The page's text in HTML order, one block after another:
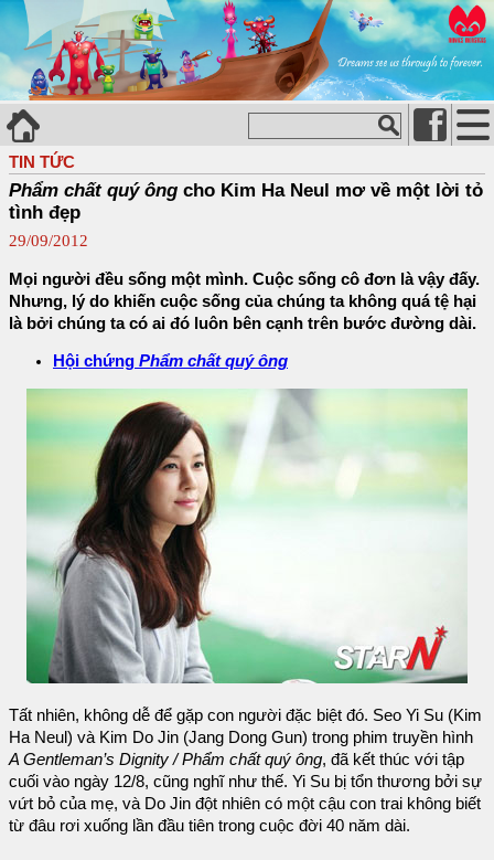
TIN TỨC
Phẩm chất quý ông cho Kim Ha Neul mơ về một lời tỏ
tình đẹp
29/09/2012
Mọi người đều sống một mình. Cuộc sống cô đơn là vậy đấy.
Nhưng, lý do khiến cuộc sống của chúng ta không quá tệ hại
là bởi chúng ta có ai đó luôn bên cạnh trên bước đường dài.
Hội chứng Phẩm chất quý ông
Tất nhiên, không dễ để gặp con người đặc biệt đó. Seo Yi Su (Kim
Ha Neul) và Kim Do Jin (Jang Dong Gun) trong phim truyền hình
A Gentleman’s Dignity / Phẩm chất quý ông, đã kết thúc với tập
cuối vào ngày 12/8, cũng nghĩ như thế. Yi Su bị tổn thương bởi sự
vứt bỏ của mẹ, và Do Jin đột nhiên có một cậu con trai không biết
từ đâu rơi xuống lần đầu tiên trong cuộc đời 40 năm dài.